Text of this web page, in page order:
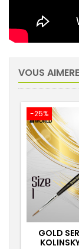
VOUS
-25%
GOLD